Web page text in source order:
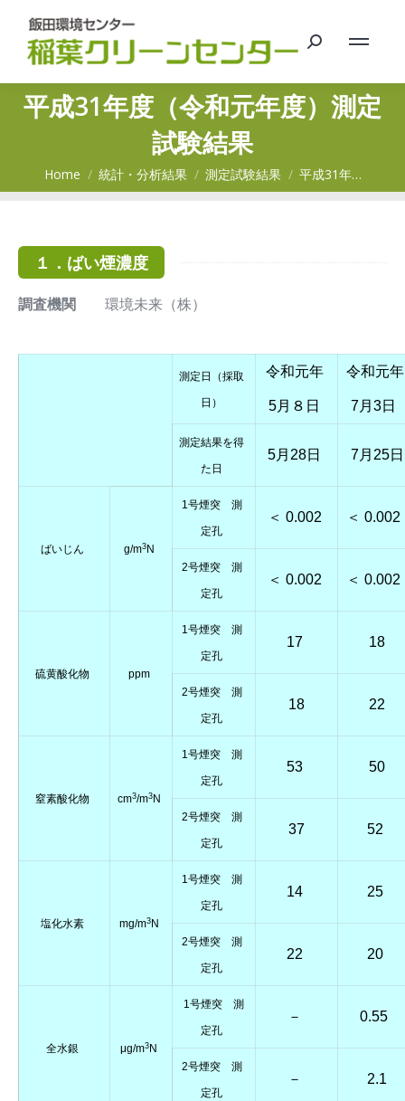
Search:
平成31年度（令和元年度）測定
試験結果
You are here:
Home 統計・分析結果 測定試験結果 平成31年…
１．ばい煙濃度
調査機関 環境未来（株）
測定日（採取
日）
令和元年
5月８日
令和元年
7月3日
測定結果を得
た日
5月28日 7月25日
ばいじん g/m3N
1号煙突 測
定孔
＜ 0.002 ＜ 0.002
2号煙突 測
定孔
＜ 0.002 ＜ 0.002
硫黄酸化物 ppm
1号煙突 測
定孔
17 18
2号煙突 測
定孔
18 22
窒素酸化物 cm3/m3N
1号煙突 測
定孔
53 50
2号煙突 測
定孔
37 52
塩化水素 mg/m3N
1号煙突 測
定孔
14 25
2号煙突 測
定孔
22 20
全水銀 μg/m3 N
1号煙突 測
定孔
－ 0.55
2号煙突 測
定孔
－ 2.1